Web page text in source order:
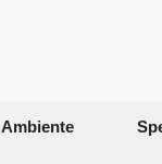
Ambiente